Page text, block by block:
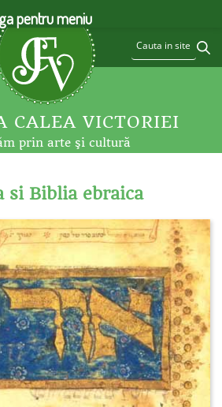
CALEA VICTORIEI
prin arte şi cultură
si Biblia ebraica
pentru meniu